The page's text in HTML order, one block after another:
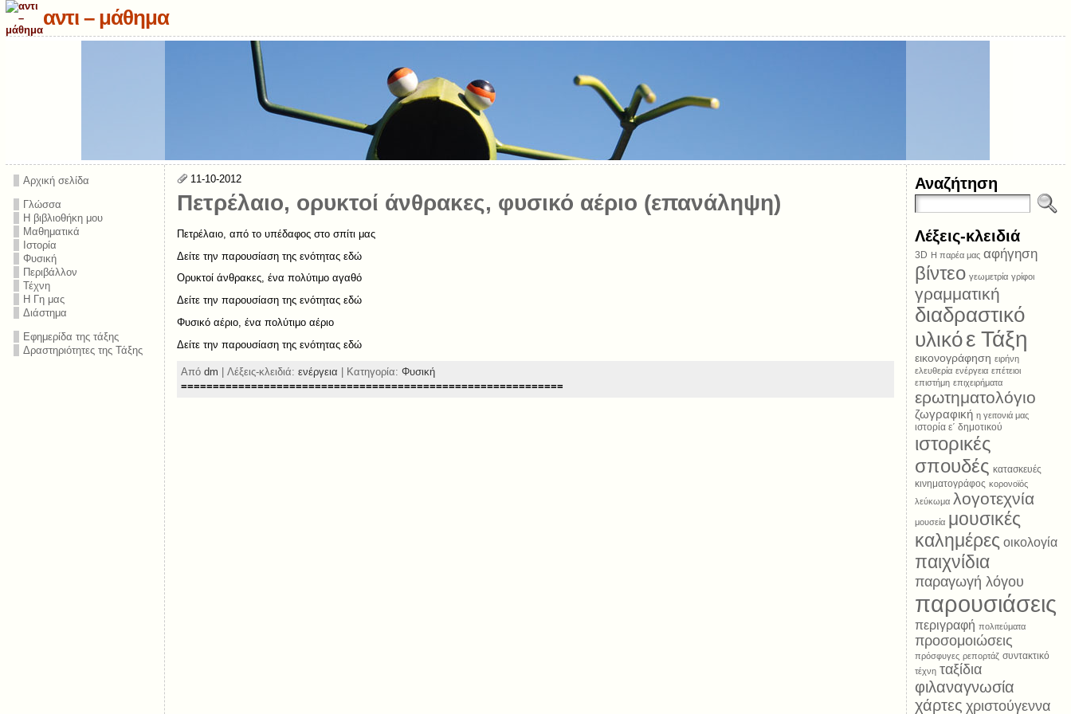
αντι – μάθημα
Αρχική σελίδα
Γλώσσα
Η βιβλιοθήκη μου
Μαθηματικά
Ιστορία
Φυσική
Περιβάλλον
Τέχνη
Η Γη μας
Διάστημα
Εφημερίδα της τάξης
Δραστηριότητες της Τάξης
11-10-2012
Πετρέλαιο, ορυκτοί άνθρακες, φυσικό αέριο (επανάληψη)
Πετρέλαιο, από το υπέδαφος στο σπίτι μας
Δείτε την παρουσίαση της ενότητας εδώ
Ορυκτοί άνθρακες, ένα πολύτιμο αγαθό
Δείτε την παρουσίαση της ενότητας εδώ
Φυσικό αέριο, ένα πολύτιμο αέριο
Δείτε την παρουσίαση της ενότητας εδώ
Από dm | Λέξεις-κλειδιά: ενέργεια | Κατηγορία: Φυσική
============================================================
Αναζήτηση
Λέξεις-κλειδιά
3D Η παρέα μας αφήγηση
βίντεο γεωμετρία γρίφοι
γραμματική
διαδραστικό
υλικόε Τάξη
εικονογράφηση ειρήνη
ελευθερία ενέργεια επέτειοι
επιστήμη επιχειρήματα
ερωτηματολόγιο
ζωγραφική η γειτονιά μας
ιστορία ε΄ δημοτικού
ιστορικές
σπουδές κατασκευές
κινηματογράφος κορονοϊός
λεύκωμα λογοτεχνία
μουσεία μουσικές
καλημέρες οικολογία
παιχνίδια
παραγωγή λόγου
παρουσιάσεις
περιγραφή πολιτεύματα
προσομοιώσεις
πρόσφυγες ρεπορτάζ συντακτικό
τέχνη ταξίδια
φιλαναγνωσία
χάρτες χριστούγεννα